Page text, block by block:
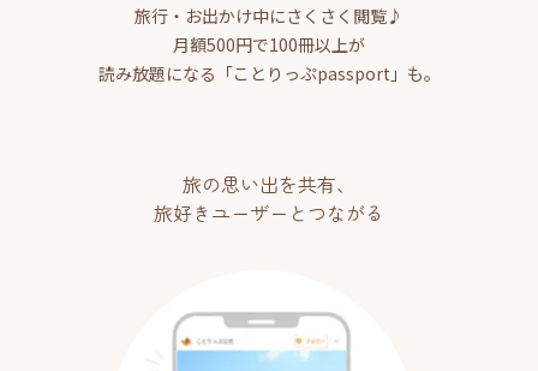
旅行・お出かけ中にさくさく閲覧♪
月額500円で100冊以上が
読み放題になる「ことりっぷpassport」も。
旅の思い出を共有、
旅好きユーザーとつながる